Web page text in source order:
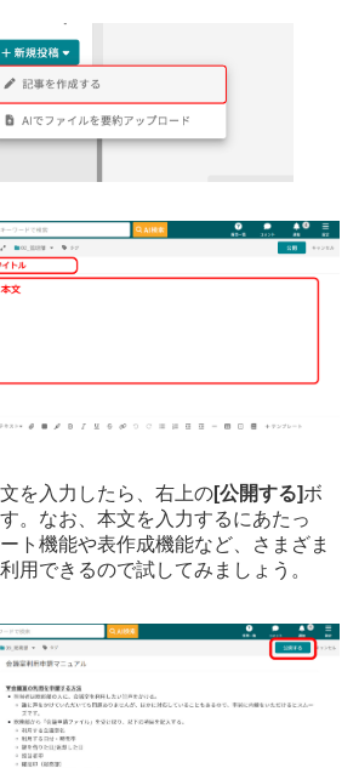
を入力したら、右上の[公開する]ボ
。なお、本文を入力するにあたっ
ト機能や表作成機能など、さまざま
用できるので試してみましょう。